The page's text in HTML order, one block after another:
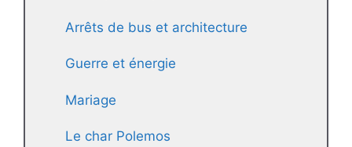
Arrêts de bus et architecture
Guerre et énergie
Mariage
Le char Polemos